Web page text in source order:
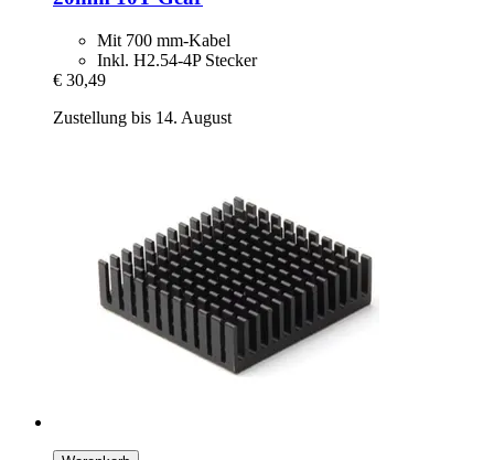
Mit 700 mm-Kabel
Inkl. H2.54-4P Stecker
€ 30,49
Zustellung bis 14. August